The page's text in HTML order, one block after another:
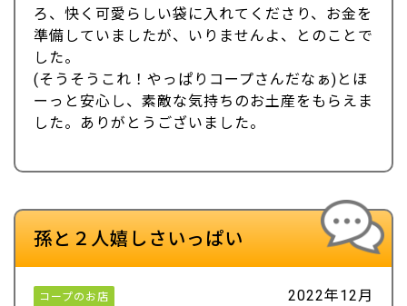
ろ、快く可愛らしい袋に入れてくださり、お金を
準備していましたが、いりませんよ、とのことで
した。
(そうそうこれ！やっぱりコープさんだなぁ)とほ
ーっと安心し、素敵な気持ちのお土産をもらえま
した。ありがとうございました。
孫と２人嬉しさいっぱい
コープのお店 2022年12月